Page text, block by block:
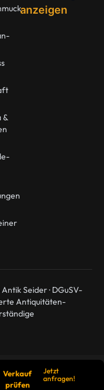
&
anzeigen
Seider · DGuSV-
Antiquitäten-
Verkauf
prüfen
Jetzt
anfragen!